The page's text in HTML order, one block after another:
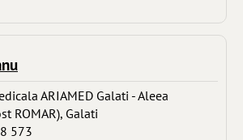
ARIAMED Galati - Aleea
ROMAR), Galati
573